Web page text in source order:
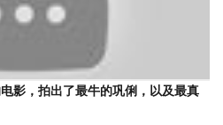
影，拍出了最牛的巩俐，以及最真